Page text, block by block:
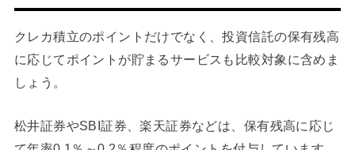
クレカ積立のポイントだけでなく、投資信託の保有残高
に応じてポイントが貯まるサービスも比較対象に含めま
しょう。
松井証券やSBI証券、楽天証券などは、保有残高に応じ